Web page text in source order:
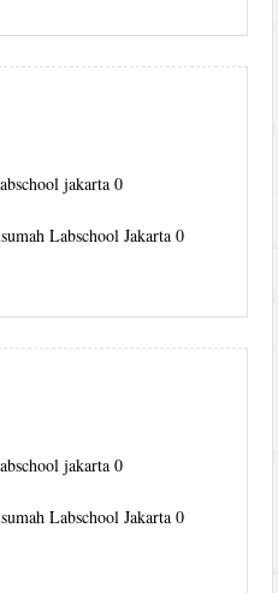
jakarta 0
Labschool Jakarta 0
jakarta 0
Labschool Jakarta 0